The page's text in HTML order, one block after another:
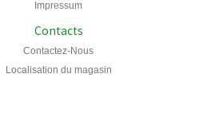
Impressum
Contacts
Contactez-Nous
Localisation du magasin